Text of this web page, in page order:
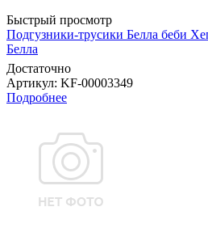
Быстрый просмотр
Подгузники-трусики Белла беби
Белла
Достаточно
Артикул: KF-00003349
Подробнее